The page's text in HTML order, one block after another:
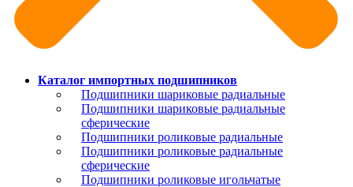
Каталог импортных подшипников
Подшипники шариковые радиальные
Подшипники шариковые радиальные
сферические
Подшипники роликовые радиальные
Подшипники роликовые радиальные
сферические
Подшипники роликовые игольчатые